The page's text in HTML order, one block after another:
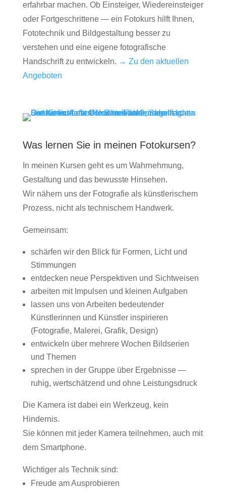
erfahrbar machen. Ob Einsteiger, Wiedereinsteiger
oder Fortgeschrittene — ein Fotokurs hilft Ihnen,
Fototechnik und Bildgestaltung besser zu
verstehen und eine eigene fotografische
Handschrift zu entwickeln. → Zu den aktuellen
Angeboten
Was lernen Sie in meinen Fotokursen?
In meinen Kursen geht es um Wahrnehmung,
Gestaltung und das bewusste Hinsehen.
Wir nähern uns der Fotografie als künstlerischem
Prozess, nicht als technischem Handwerk.
Gemeinsam:
schärfen wir den Blick für Formen, Licht und
Stimmungen
entdecken neue Perspektiven und Sichtweisen
arbeiten mit Impulsen und kleinen Aufgaben
lassen uns von Arbeiten bedeutender
Künstlerinnen und Künstler inspirieren
(Fotografie, Malerei, Grafik, Design)
entwickeln über mehrere Wochen Bildserien
und Themen
sprechen in der Gruppe über Ergebnisse —
ruhig, wertschätzend und ohne Leistungsdruck
Die Kamera ist dabei ein Werkzeug, kein
Hindernis.
Sie können mit jeder Kamera teilnehmen, auch mit
dem Smartphone.
Wichtiger als Technik sind:
Freude am Ausprobieren